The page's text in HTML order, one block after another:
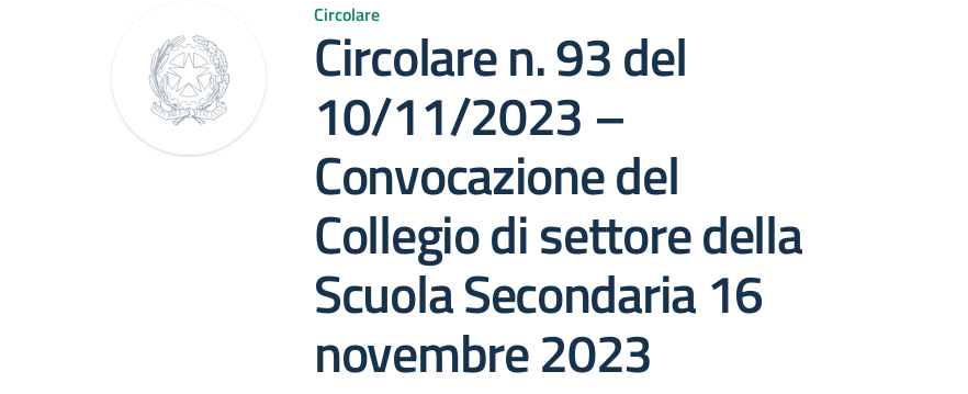
Circolare
Circolare n. 93 del
10/11/2023 –
Convocazione del
Collegio di settore della
Scuola Secondaria 16
novembre 2023